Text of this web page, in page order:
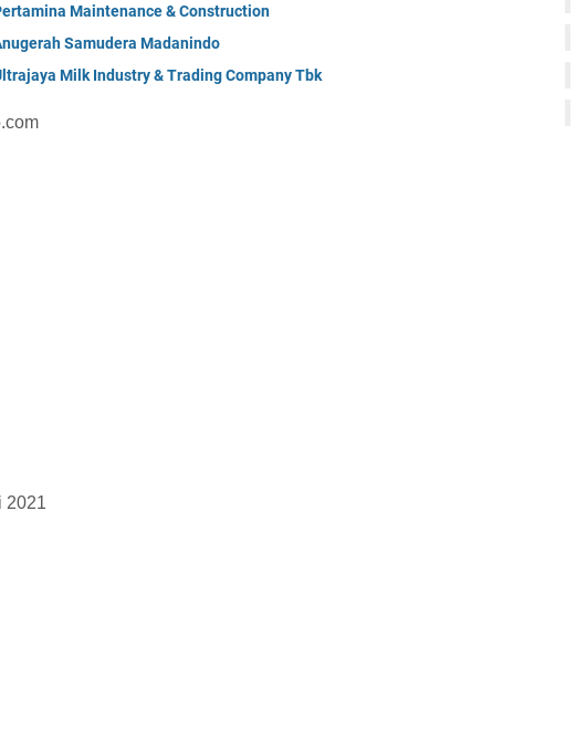
Maintenance & Construction
Samudera Madanindo
Milk Industry & Trading Company Tbk
2021